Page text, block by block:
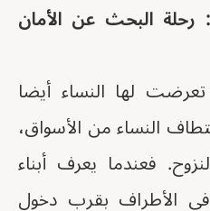
رحلة البحث عن الأمان
لها النساء أيضا
النساء من الأسواق،
فعندما يعرف أبناء
في الأطراف بقرب دخول